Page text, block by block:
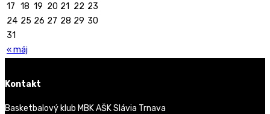
« máj
17 18 19 20 21 22 23
24 25 26 27 28 29 30
31
Kontakt
Basketbalový klub MBK AŠK Slávia Trnava